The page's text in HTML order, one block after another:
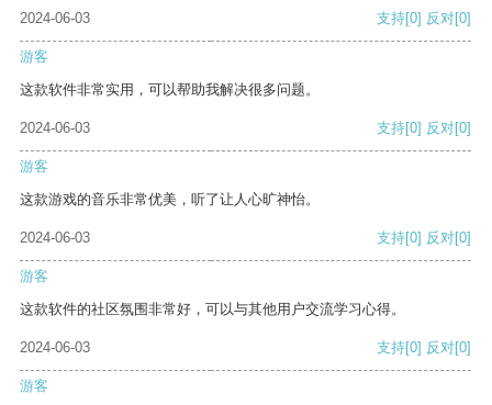
2024-06-03 支持[0] 反对[0]
游客
这款软件非常实用，可以帮助我解决很多问题。
2024-06-03 支持[0] 反对[0]
游客
这款游戏的音乐非常优美，听了让人心旷神怡。
2024-06-03 支持[0] 反对[0]
游客
这款软件的社区氛围非常好，可以与其他用户交流学习心得。
2024-06-03 支持[0] 反对[0]
游客